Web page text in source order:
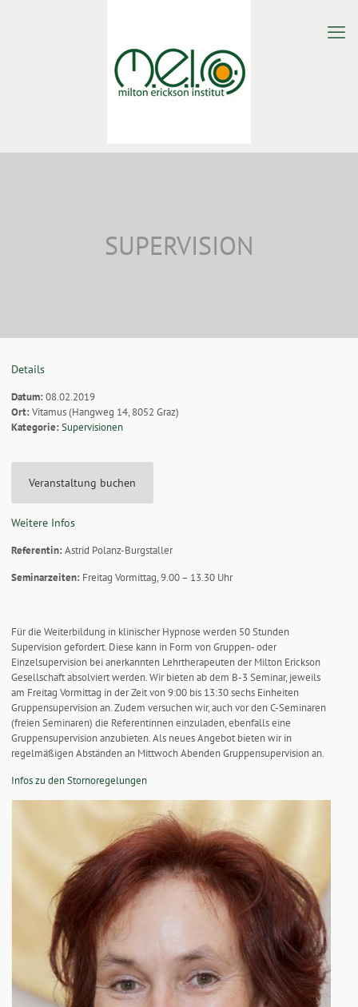
SUPERVISION
Details
Datum:08.02.2019
Ort:Vitamus (Hangweg 14, 8052 Graz)
Kategorie:Supervisionen
Veranstaltung buchen
Weitere Infos
Referentin:Astrid Polanz-Burgstaller
Seminarzeiten: Freitag Vormittag, 9.00 – 13.30 Uhr
Für die Weiterbildung in klinischer Hypnose werden 50 Stunden
Supervision gefordert. Diese kann in Form von Gruppen- oder
Einzelsupervision bei anerkannten Lehrtherapeuten der Milton Erickson
Gesellschaft absolviert werden. Wir bieten ab dem B-3 Seminar, jeweils
am Freitag Vormittag in der Zeit von 9:00 bis 13:30 sechs Einheiten
Gruppensupervision an. Zudem versuchen wir, auch vor den C-Seminaren
(freien Seminaren) die Referentinnen einzuladen, ebenfalls eine
Gruppensupervision anzubieten. Als neues Angebot bieten wir in
regelmäßigen Abständen an Mittwoch Abenden Gruppensupervision an.
Infos zu den Stornoregelungen